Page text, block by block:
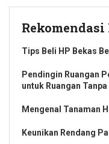
Rekomendasi
Tips Beli HP Bekas
Pendingin Ruangan
untuk Ruangan Tanpa
Mengenal Tanaman
Keunikan Rendang